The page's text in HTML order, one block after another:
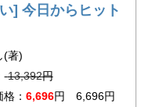
] 今日からヒット
(著)
13,392円
： 6,696円 6,696円